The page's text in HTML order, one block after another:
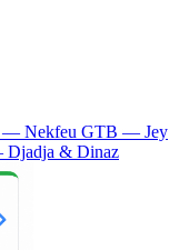
— Nekfeu GTB — Jey
Djadja & Dinaz